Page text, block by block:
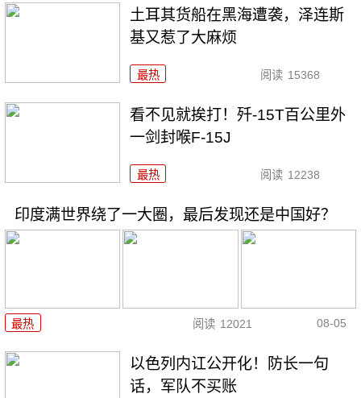
土耳其货船在黑海遭袭，泽连斯
基又惹了大麻烦
最热 阅读 15368
看不见就挨打！歼-15T百公里外
一剑封喉F-15J
最热 阅读 12238
印度满世界绕了一大圈，最后发现还是中国好？
最热 阅读 12021 08-05
以色列内讧公开化！防长一句
话，军队不买账